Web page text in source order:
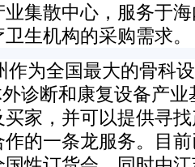
业集散中心，服务于
生机构的采购需求。
作为全国最大的骨科
诊断和康复设备产
家，并可以提供寻
的一条龙服务。目